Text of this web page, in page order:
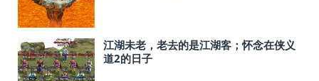
江湖未老，老去的是江湖客；怀念在侠义
道2的日子